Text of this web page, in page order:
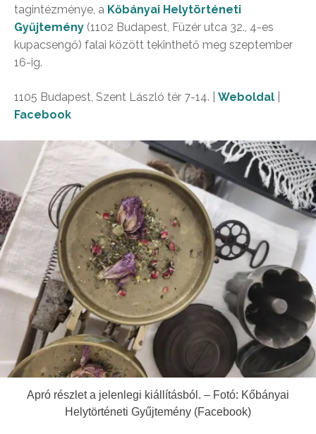
tagintézménye, a Kőbányai Helytörténeti
Gyűjtemény (1102 Budapest, Füzér utca 32., 4-es
kupacsengő) falai között tekinthető meg szeptember
16-ig.
1105 Budapest, Szent László tér 7-14. | Weboldal
Facebook
Apró részlet a jelenlegi kiállításból. – Fotó: Kőbányai
Helytörténeti Gyűjtemény (Facebook)